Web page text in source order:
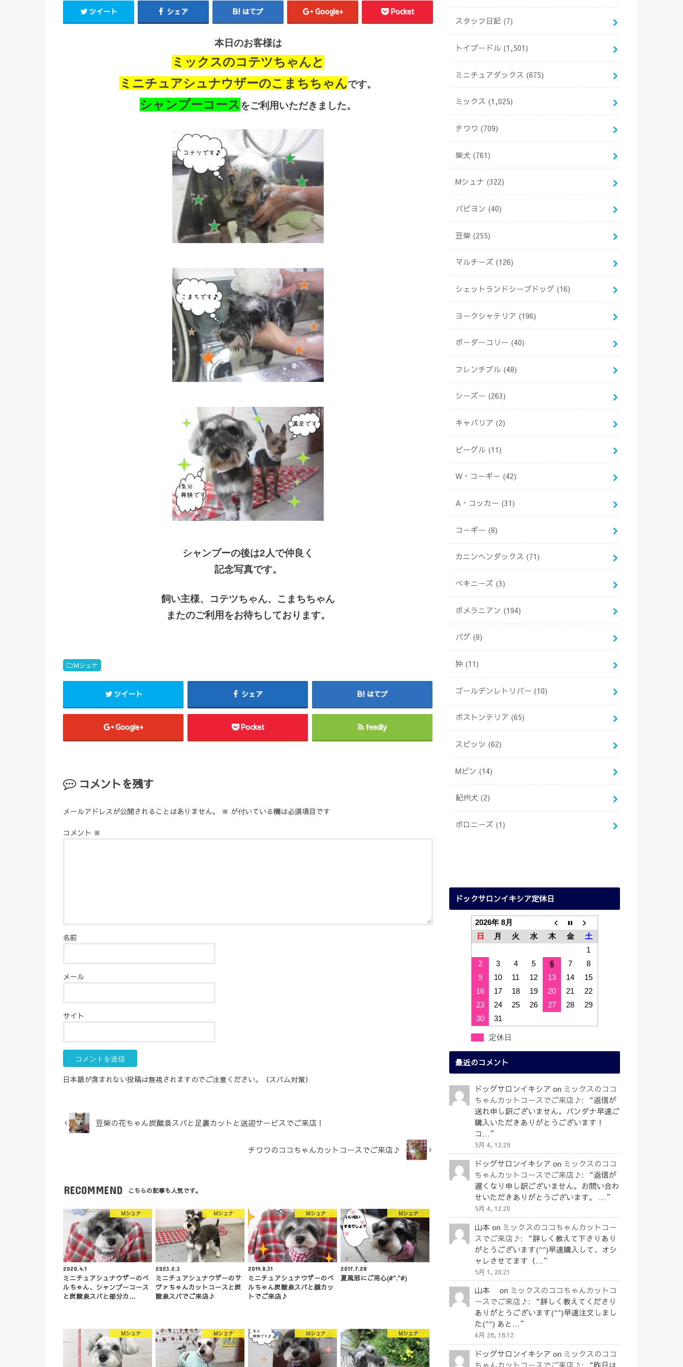
ツイート シェア はてブ Google+ Pocket
本日のお客様は
ミックスのコテツちゃんと
ミニチュアシュナウザーのこまちちゃんです。
シャンプーコース をご利用いただきました。
シャンプーの後は2人で仲良く
記念写真です。
飼い主様、コテツちゃん、こまちちゃん
またのご利用をお待ちしております。
Mシュナ
ツイート シェア はてブ
Google+ Pocket feedly
コメントを残す
メールアドレスが公開されることはありません。 ※ が付いている欄は必須項目です
コメント ※
名前
メール
サイト
日本語が含まれない投稿は無視されますのでご注意ください。（スパム対策）
豆柴の花ちゃん炭酸泉スパと足裏カットと送迎サービスでご来店！
チワワのココちゃんカットコースでご来店♪
RECOMMEND こちらの記事も人気です。
Mシュナ
2020.4.1
ミニチュアシュナウザーのベ
ルちゃん、シャンプーコース
と炭酸泉スパと部分カ…
Mシュナ
2023.2.3
ミニチュアシュナウザーのサ
ヴァちゃんカットコースと炭
酸泉スパでご来店♪
Mシュナ
2019.8.31
ミニチュアシュナウザーのベ
ルちゃん炭酸泉スパと顔カッ
トでご来店♪
Mシュナ
2017.7.28
夏風邪にご用心(#^.^#)
Mシュナ Mシュナ Mシュナ Mシュナ
スタッフ日記 (7)
トイプードル (1,501)
ミニチュアダックス (675)
ミックス (1,025)
チワワ (709)
柴犬 (761)
Mシュナ (322)
パピヨン (40)
豆柴 (255)
マルチーズ (126)
シェットランドシープドッグ (16)
ヨークシャテリア (196)
ボーダーコリー (40)
フレンチブル (48)
シーズー (263)
キャバリア (2)
ビーグル (11)
W・コーギー (42)
A・コッカー (31)
コーギー (8)
カニンヘンダックス (71)
ペキニーズ (3)
ポメラニアン (194)
パグ (8)
狆 (11)
ゴールデンレトリバー (10)
ボストンテリア (65)
スピッツ (62)
Mピン (14)
紀州犬 (2)
ボロニーズ (1)
ドックサロンイキシア定休日
2026年 8月
日
月 火 水 木 金
土
1
2
3 4 5 6 7
8
9
10 11 12 13 14
15
16
17 18 19 20 21
22
23
24 25 26 27 28
29
30
31
定休日
最近のコメント
ドッグサロンイキシア on ミックスのココ
ちゃんカットコースでご来店♪ : “返信が
送れ申し訳ございません。バンダナ早速ご
購入いただきありがとうございます！
コ… ”
5月 4, 12:29
ドッグサロンイキシア on ミックスのココ
ちゃんカットコースでご来店♪ : “返信が
遅くなり申し訳ございません。お問い合わ
せいただきありがとうございます。 … ”
5月 4, 12:20
山本 on ミックスのココちゃんカットコー
スでご来店♪ : “詳しく教えて下さりあり
がとうございます(^^)早速購入して、オシ
ャレさせてます（… ”
5月 1, 20:21
山本 on ミックスのココちゃんカットコ
ースでご来店♪ : “詳しく教えてくださり
ありがとうございます(^^)早速注文しまし
た(^^) あと… ”
4月 28, 18:12
ドッグサロンイキシア on ミックスのココ